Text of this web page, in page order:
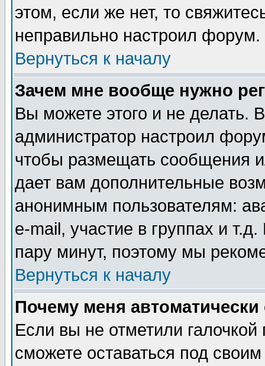
этом, если же нет, то
неправильно настроил форум.
Вернуться к началу
Зачем мне вообще нужно
Вы можете этого и не делать.
администратор настроил
чтобы размещать сообщения
дает вам дополнительные
анонимным пользователям:
e-mail, участие в группах и
пару минут, поэтому мы
Вернуться к началу
Почему меня автоматически
Если вы не отметили галочкой
сможете оставаться под